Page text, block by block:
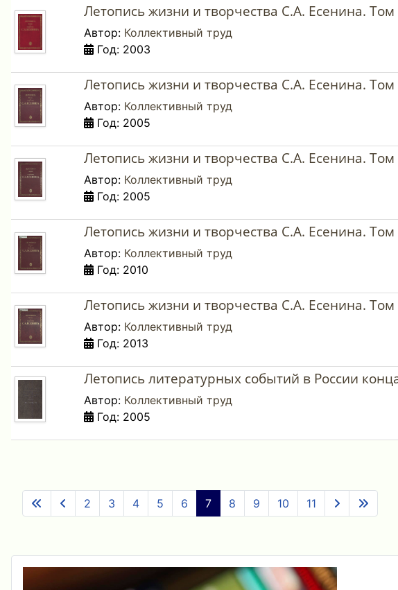
Летопись жизни и творчества С.А. Есенина. Том
Автор: Коллективный труд
Год: 2003
Летопись жизни и творчества С.А. Есенина. Том
Автор: Коллективный труд
Год: 2005
Летопись жизни и творчества С.А. Есенина. Том
Автор: Коллективный труд
Год: 2005
Летопись жизни и творчества С.А. Есенина. Том
Автор: Коллективный труд
Год: 2010
Летопись жизни и творчества С.А. Есенина. Том
Автор: Коллективный труд
Год: 2013
Летопись литературных событий в России
Автор: Коллективный труд
Год: 2005
2 3 4 5 6 7 8 9 10 11